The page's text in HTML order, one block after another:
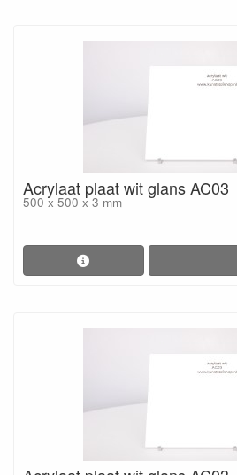
Acrylaat plaat wit glans AC03
500 x 500 x 3 mm